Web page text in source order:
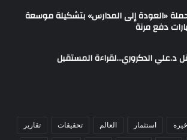
«العودة إلى المدارس» بتشكيلة موسعة
دفع مرنة
الدكروري…لقراءة المستقبل
استثمار العالم تحقيقات تقارير